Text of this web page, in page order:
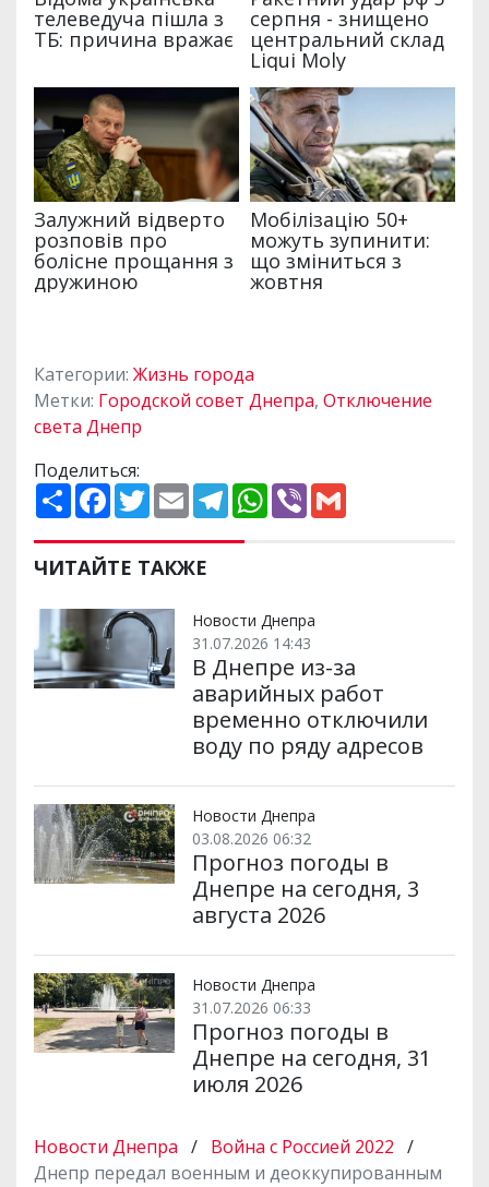
Категории: Жизнь города
Метки: Городской совет Днепра, Отключение
света Днепр
Поделиться:
П
о
и
р
и
и
F
a
e
b
o
k
T
w
t
t
e
E
m
i
l
T
e
e
m
W
h
p
V
ЧИТАЙТЕ ТАКЖЕ
Новости Днепра
31.07.2026 14:43
В Днепре из-за
аварийных работ
временно отключили
воду по ряду адресов
Новости Днепра
03.08.2026 06:32
Прогноз погоды в
Днепре на сегодня, 3
августа 2026
Новости Днепра
31.07.2026 06:33
Прогноз погоды в
Днепре на сегодня, 31
июля 2026
Новости Днепра / Война с Россией 2022 /
Днепр передал военным и деоккупированным